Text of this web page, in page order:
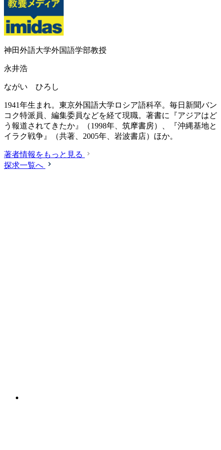
神田外語大学外国語学部教授
永井浩
ながい ひろし
1941年生まれ。東京外国語大学ロシア語科卒。毎日新聞バン
コク特派員、編集委員などを経て現職。著書に『アジアはど
う報道されてきたか』（1998年、筑摩書房）、『沖縄基地と
イラク戦争』（共著、2005年、岩波書店）ほか。
著者情報をもっと見る
探求一覧へ